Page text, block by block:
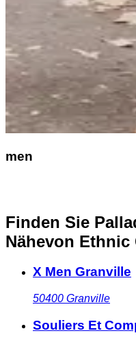
men
Finden Sie
Nähevon Ethnic
X Men Granville
50400 Granville
Souliers Et